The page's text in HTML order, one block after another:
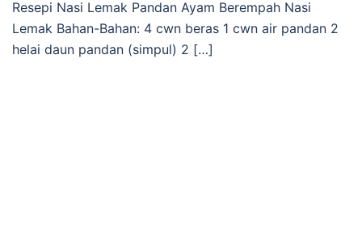
Resepi Nasi Lemak Pandan Ayam Berempah Nasi
Lemak Bahan-Bahan: 4 cwn beras 1 cwn air pandan 2
helai daun pandan (simpul) 2 […]